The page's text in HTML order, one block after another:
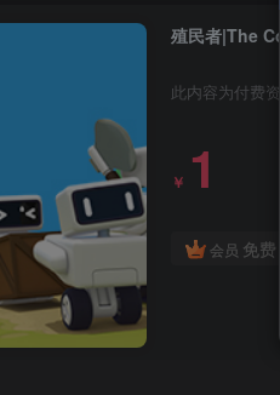
殖民者|The
此内容为付费
￥ 1
会员 免费